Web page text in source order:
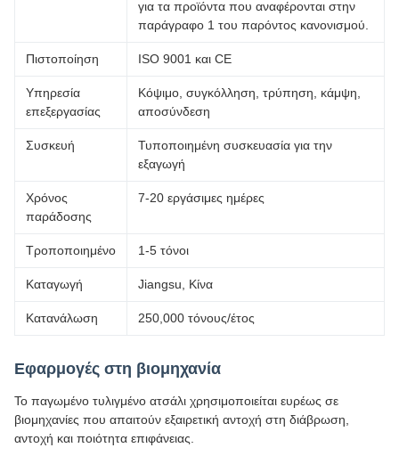
για τα προϊόντα που αναφέρονται στην
παράγραφο 1 του παρόντος κανονισμού.
Πιστοποίηση ISO 9001 και CE
Υπηρεσία
επεξεργασίας
Κόψιμο, συγκόλληση, τρύπηση, κάμψη,
αποσύνδεση
Συσκευή
Τυποποιημένη συσκευασία για την
εξαγωγή
Χρόνος
παράδοσης
7-20 εργάσιμες ημέρες
Τροποποιημένο 1-5 τόνοι
Καταγωγή Jiangsu, Κίνα
Κατανάλωση 250,000 τόνους/έτος
Εφαρμογές στη βιομηχανία
Το παγωμένο τυλιγμένο ατσάλι χρησιμοποιείται ευρέως σε
βιομηχανίες που απαιτούν εξαιρετική αντοχή στη διάβρωση,
αντοχή και ποιότητα επιφάνειας.